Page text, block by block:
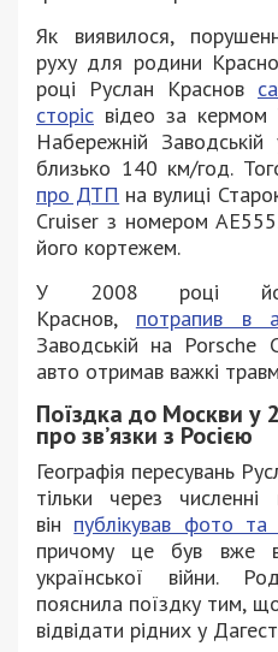
Як виявилося,
руху для родини
році Руслан Краснов
сторіс відео за
Набережній
близько 140 км/год.
про ДТП на вулиці
Cruiser з номером
його кортежем.
У 2008 році
Краснов, потрапив в
Заводській на Porsche
авто отримав важкі
Поїздка до Москви у
про зв’язки з Росією
Географія пересувань
тільки через
він публікував фото та
причому це був вже
української війни.
пояснила поїздку тим,
відвідати рідних у